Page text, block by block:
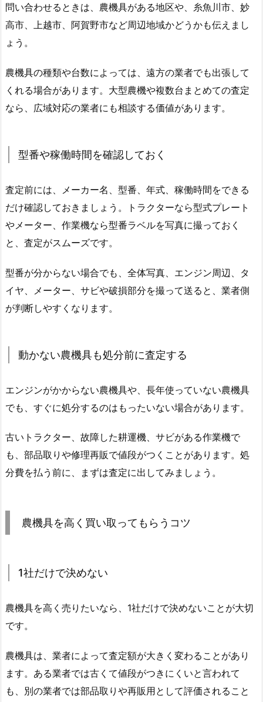
問い合わせるときは、農機具がある地区や、糸魚川市、妙
高市、上越市、阿賀野市など周辺地域かどうかも伝えまし
ょう。
農機具の種類や台数によっては、遠方の業者でも出張して
くれる場合があります。大型農機や複数台まとめての査定
なら、広域対応の業者にも相談する価値があります。
型番や稼働時間を確認しておく
査定前には、メーカー名、型番、年式、稼働時間をできる
だけ確認しておきましょう。トラクターなら型式プレート
やメーター、作業機なら型番ラベルを写真に撮っておく
と、査定がスムーズです。
型番が分からない場合でも、全体写真、エンジン周辺、タ
イヤ、メーター、サビや破損部分を撮って送ると、業者側
が判断しやすくなります。
動かない農機具も処分前に査定する
エンジンがかからない農機具や、長年使っていない農機具
でも、すぐに処分するのはもったいない場合があります。
古いトラクター、故障した耕運機、サビがある作業機で
も、部品取りや修理再販で値段がつくことがあります。処
分費を払う前に、まずは査定に出してみましょう。
農機具を高く買い取ってもらうコツ
1社だけで決めない
農機具を高く売りたいなら、1社だけで決めないことが大切
です。
農機具は、業者によって査定額が大きく変わることがあり
ます。ある業者では古くて値段がつきにくいと言われて
も、別の業者では部品取りや再販用として評価されること